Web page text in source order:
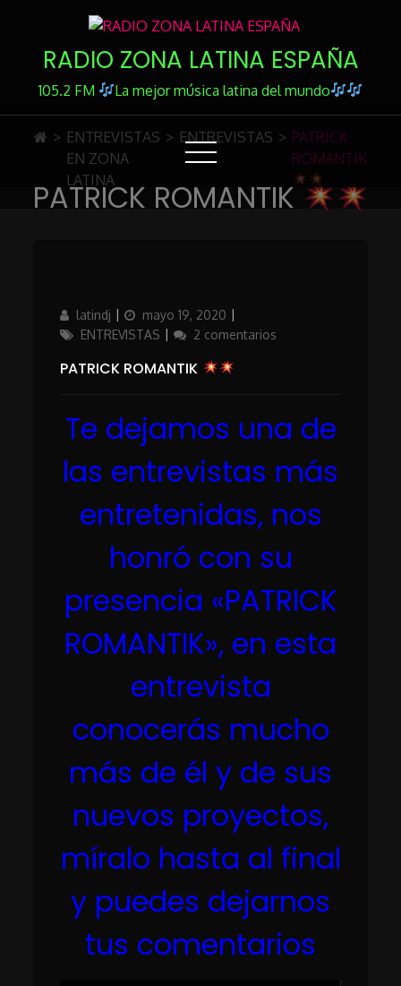
ContentRADIO ZONA LATINA ESPAÑA
105.2 FM La mejor música latina del mundo
PATRICK ROMANTIK
> ENTREVISTAS
EN ZONA
LATINA
> ENTREVISTAS > PATRICK
ROMANTIK
Author
latindj
Updated
on
mayo 19, 2020
ENTREVISTAS
2 comentarios
PATRICK ROMANTIK
Te dejamos una de
las entrevistas más
entretenidas, nos
honró con su
presencia «PATRICK
ROMANTIK», en esta
entrevista
conocerás mucho
más de él y de sus
nuevos proyectos,
míralo hasta al final
y puedes dejarnos
tus comentarios